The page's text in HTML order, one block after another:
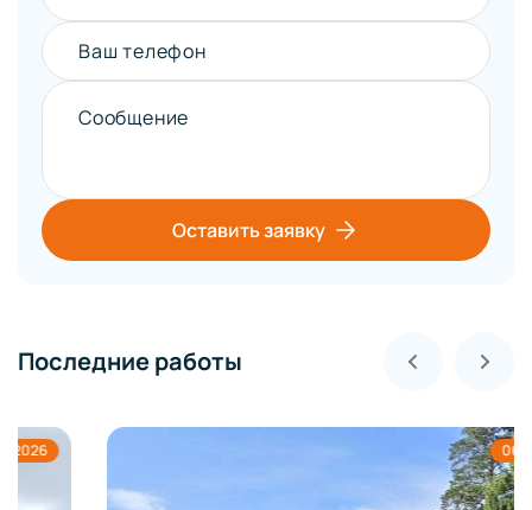
Ваш телефон
Сообщение
Оставить заявку
Последние работы
06.08.2026